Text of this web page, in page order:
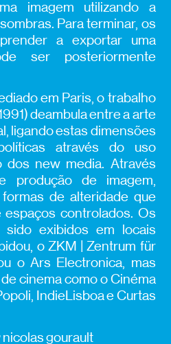
imagem utilizando a
Para terminar, os
a exportar uma
ser posteriormente
em Paris, o trabalho
deambula entre a arte
ligando estas dimensões
através do uso
dos new media. Através
produção de imagem,
de alteridade que
controlados. Os
sido exibidos em locais
o ZKM | Zentrum für
o Ars Electronica, mas
cinema como o Cinéma
IndieLisboa e Curtas
nicolas gourault